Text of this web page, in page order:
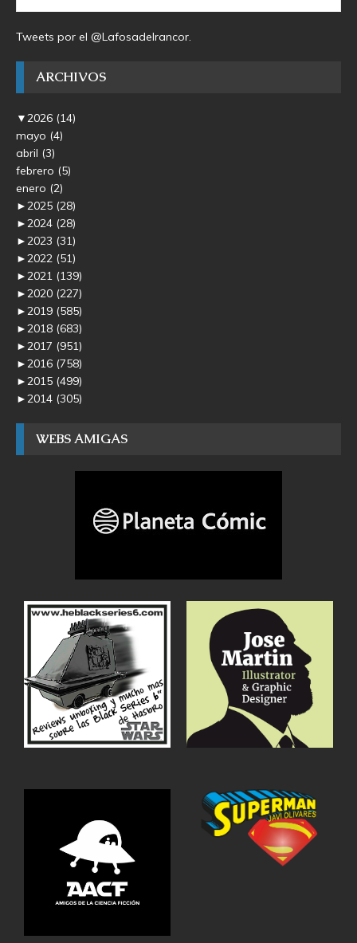
Tweets por el @Lafosadelrancor.
ARCHIVOS
▼2026 (14)
mayo (4)
abril (3)
febrero (5)
enero (2)
►2025 (28)
►2024 (28)
►2023 (31)
►2022 (51)
►2021 (139)
►2020 (227)
►2019 (585)
►2018 (683)
►2017 (951)
►2016 (758)
►2015 (499)
►2014 (305)
WEBS AMIGAS